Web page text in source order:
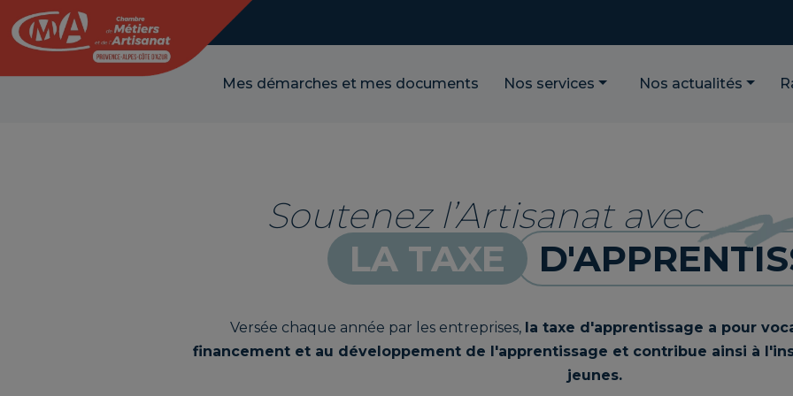
Mes démarches et mes documents Nos services Nos actualités
Soutenez l’Artisanat avec
LA TAXE
Versée chaque année par les entreprises, la taxe d'apprentissage a pour
financement et au développement de l'apprentissage et contribue ainsi à
jeunes.
Panneau de gestion des cookies